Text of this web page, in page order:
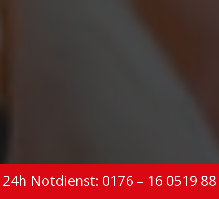
24h Notdienst: 0176 – 16 0519 88